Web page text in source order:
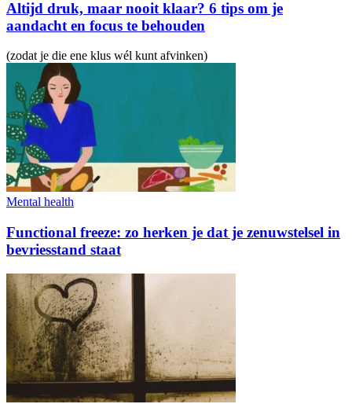
Altijd druk, maar nooit klaar? 6 tips om je
aandacht en focus te behouden
(zodat je die ene klus wél kunt afvinken)
Mental health
Functional freeze: zo herken je dat je zenuwstelsel in
bevriesstand staat